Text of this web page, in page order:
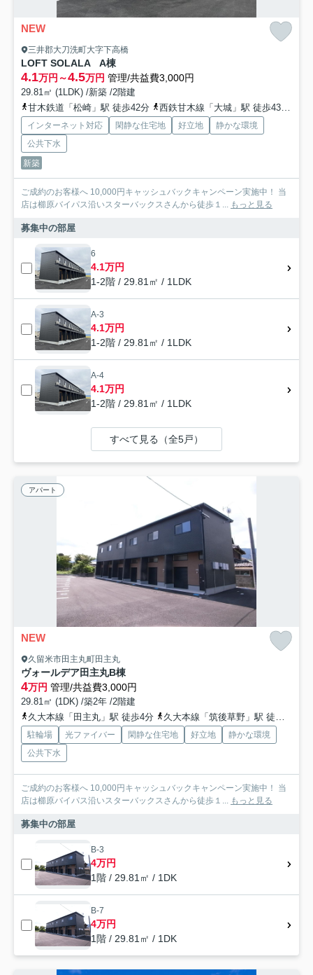
NEW
三井郡大刀洗町大字下高橋
LOFT SOLALA A棟
4.1万円～4.5万円 管理/共益費3,000円
29.81㎡ (1LDK) /新築 /2階建
甘木鉄道「松崎」駅 徒歩42分
西鉄甘木線「大城」駅 徒歩43分
インターネット対応 閑静な住宅地 好立地
静かな環境
公共下水
新築
ご成約のお客様へ 10,000円キャッシュバックキャンペーン実施中！ 当
店は櫛原バイパス沿いスターバックスさんから徒歩１... もっと見る
募集中の部屋
6
4.1万円
1-2階 / 29.81㎡ / 1LDK
A-3
4.1万円
1-2階 / 29.81㎡ / 1LDK
A-4
4.1万円
1-2階 / 29.81㎡ / 1LDK
すべて見る（全5戸）
アパート
NEW
久留米市田主丸町田主丸
ヴォールデア田主丸B棟
4万円 管理/共益費3,000円
29.81㎡ (1DK) /築2年 /2階建
久大本線「田主丸」駅 徒歩4分
久大本線「筑後草野」駅 徒歩79分
駐輪場 光ファイバー 閑静な住宅地 好立地
静かな環境
公共下水
ご成約のお客様へ 10,000円キャッシュバックキャンペーン実施中！ 当
店は櫛原バイパス沿いスターバックスさんから徒歩１... もっと見る
募集中の部屋
B-3
4万円
1階 / 29.81㎡ / 1DK
B-7
4万円
1階 / 29.81㎡ / 1DK